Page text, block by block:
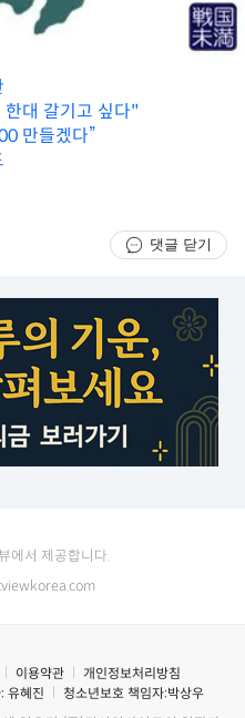
대 갈기고 싶다"
만들겠다”
댓글 닫기
에서 제공합니다.
이용약관
개인정보처리방침
유혜진 청소년보호 책임자:박상우